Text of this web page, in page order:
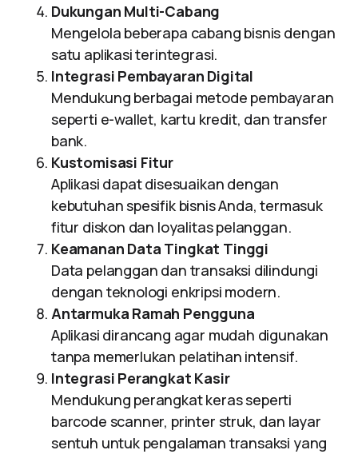
Dukungan Multi-Cabang
Mengelola beberapa cabang bisnis dengan
satu aplikasi terintegrasi.
Integrasi Pembayaran Digital
Mendukung berbagai metode pembayaran
seperti e-wallet, kartu kredit, dan transfer
bank.
Kustomisasi Fitur
Aplikasi dapat disesuaikan dengan
kebutuhan spesifik bisnis Anda, termasuk
fitur diskon dan loyalitas pelanggan.
Keamanan Data Tingkat Tinggi
Data pelanggan dan transaksi dilindungi
dengan teknologi enkripsi modern.
Antarmuka Ramah Pengguna
Aplikasi dirancang agar mudah digunakan
tanpa memerlukan pelatihan intensif.
Integrasi Perangkat Kasir
Mendukung perangkat keras seperti
barcode scanner, printer struk, dan layar
sentuh untuk pengalaman transaksi yang